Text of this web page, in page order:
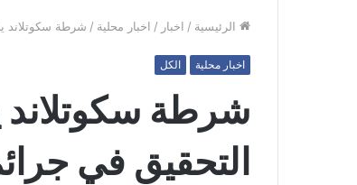
الرئيسية / اخبار / اخبار محلية / شرطة سكوتلاند
اخبار محلية الكل
شرطة سكوتلاند
التحقيق في